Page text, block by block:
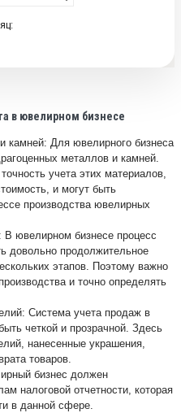
в ювелирном бизнесе
камней: Для ювелирного бизнеса
металлов и камней.
учета этих материалов,
и могут быть
производства ювелирных
В ювелирном бизнесе процесс
довольно продолжительное
этапов. Поэтому важно
и точно определять
Система учета продаж в
четкой и прозрачной. Здесь
нанесенные украшения,
товаров.
бизнес должен
налоговой отчетности, которая
в данной сфере.